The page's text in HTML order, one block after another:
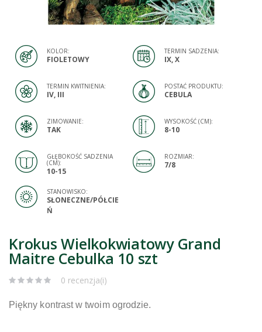
KOLOR:
FIOLETOWY
TERMIN SADZENIA:
IX, X
TERMIN KWITNIENIA:
IV, III
POSTAĆ PRODUKTU:
CEBULA
ZIMOWANIE:
TAK
WYSOKOŚĆ (CM):
8-10
GŁĘBOKOŚĆ SADZENIA
(CM):
10-15
ROZMIAR:
7/8
STANOWISKO:
SŁONECZNE/PÓŁCIE
Ń
Krokus Wielkokwiatowy Grand
Maitre Cebulka 10 szt
0 recenzja(i)
Piękny kontrast w twoim ogrodzie.